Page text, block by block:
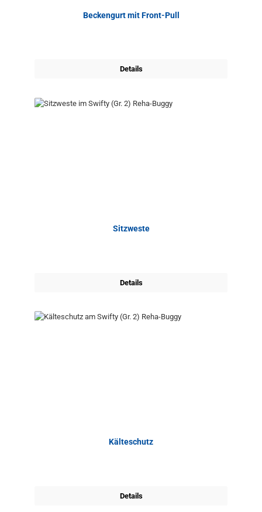
Beckengurt mit Front-Pull
Details
Sitzweste
Details
Kälteschutz
Details